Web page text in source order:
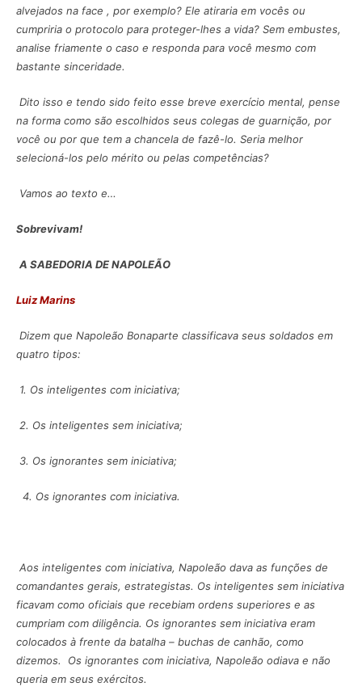
alvejados na face , por exemplo? Ele atiraria em vocês ou
cumpriria o protocolo para proteger-lhes a vida? Sem embustes,
analise friamente o caso e responda para você mesmo com
bastante sinceridade.
Dito isso e tendo sido feito esse breve exercício mental, pense
na forma como são escolhidos seus colegas de guarnição, por
você ou por que tem a chancela de fazê-lo. Seria melhor
selecioná-los pelo mérito ou pelas competências?
Vamos ao texto e…
Sobrevivam!
A SABEDORIA DE NAPOLEÃO
Luiz Marins
Dizem que Napoleão Bonaparte classificava seus soldados em
quatro tipos:
1. Os inteligentes com iniciativa;
2. Os inteligentes sem iniciativa;
3. Os ignorantes sem iniciativa;
4. Os ignorantes com iniciativa.
Aos inteligentes com iniciativa, Napoleão dava as funções de
comandantes gerais, estrategistas. Os inteligentes sem iniciativa
ficavam como oficiais que recebiam ordens superiores e as
cumpriam com diligência. Os ignorantes sem iniciativa eram
colocados à frente da batalha – buchas de canhão, como
dizemos. Os ignorantes com iniciativa, Napoleão odiava e não
queria em seus exércitos.